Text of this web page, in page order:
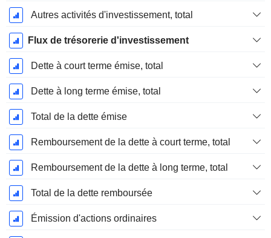
Autres activités d'investissement, total
Flux de trésorerie d'investissement
Dette à court terme émise, total
Dette à long terme émise, total
Total de la dette émise
Remboursement de la dette à court terme, total
Remboursement de la dette à long terme, total
Total de la dette remboursée
Émission d'actions ordinaires